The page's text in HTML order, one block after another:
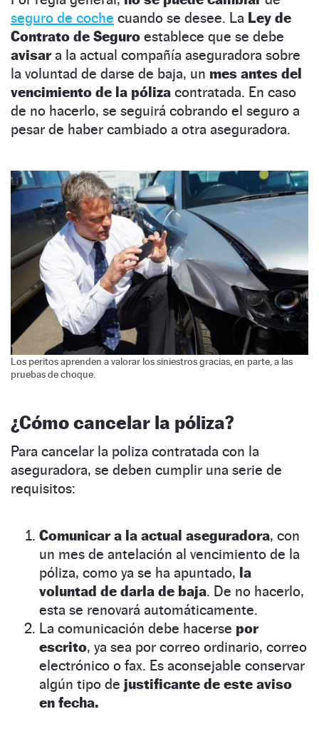
seguro de coche cuando se desee. La Ley de
Contrato de Seguro establece que se debe
avisara la actual compañía aseguradora sobre
la voluntad de darse de baja, un mes antes del
vencimiento de la póliza contratada. En caso
de no hacerlo, se seguirá cobrando el seguro a
pesar de haber cambiado a otra aseguradora.
Los peritos aprenden a valorar los siniestros gracias, en parte, a las
pruebas de choque.
¿Cómo cancelar la póliza?
Para cancelar la poliza contratada con la
aseguradora, se deben cumplir una serie de
requisitos:
Comunicar a la actual aseguradora, con
un mes de antelación al vencimiento de la
póliza, como ya se ha apuntado, la
voluntad de darla de baja. De no hacerlo,
esta se renovará automáticamente.
La comunicación debe hacerse por
escrito, ya sea por correo ordinario, correo
electrónico o fax. Es aconsejable conservar
algún tipo de justificante de este aviso
en fecha.